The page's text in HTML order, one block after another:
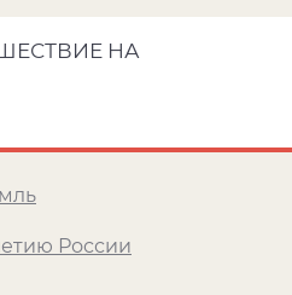
НА
России